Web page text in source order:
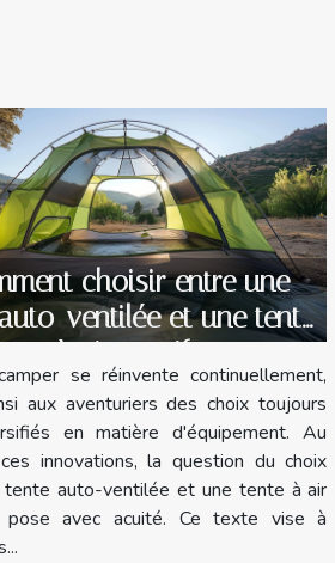
choisir entre une
ventilée et une tente
à air captif
se réinvente continuellement,
aux aventuriers des choix toujours
en matière d'équipement. Au
innovations, la question du choix
tente auto-ventilée et une tente à air
avec acuité. Ce texte vise à